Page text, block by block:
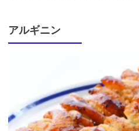
アルギニン